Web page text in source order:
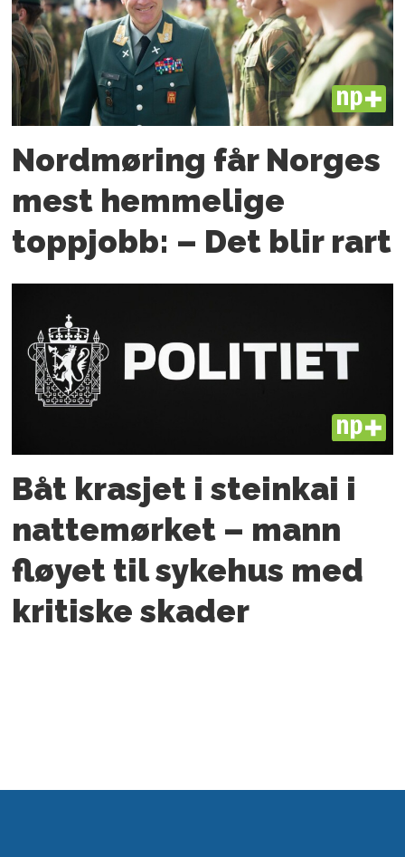
PLUS
Nordmøring får Norges
mest hemmelige
toppjobb: – Det blir rart
PLUS
Båt krasjet i steinkai i
nattemørket – mann
fløyet til sykehus med
kritiske skader